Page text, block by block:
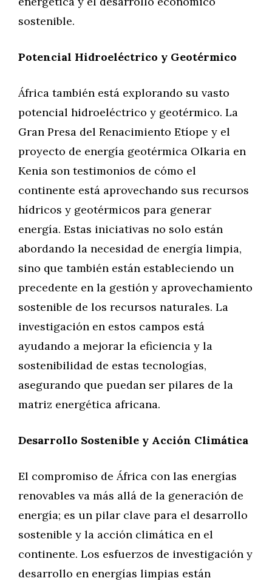
sostenible.
Potencial Hidroeléctrico y Geotérmico
África también está explorando su vasto
potencial hidroeléctrico y geotérmico. La
Gran Presa del Renacimiento Etíope y el
proyecto de energía geotérmica Olkaria en
Kenia son testimonios de cómo el
continente está aprovechando sus recursos
hídricos y geotérmicos para generar
energía. Estas iniciativas no solo están
abordando la necesidad de energía limpia,
sino que también están estableciendo un
precedente en la gestión y aprovechamiento
sostenible de los recursos naturales. La
investigación en estos campos está
ayudando a mejorar la eficiencia y la
sostenibilidad de estas tecnologías,
asegurando que puedan ser pilares de la
matriz energética africana.
Desarrollo Sostenible y Acción Climática
El compromiso de África con las energías
renovables va más allá de la generación de
energía; es un pilar clave para el desarrollo
sostenible y la acción climática en el
continente. Los esfuerzos de investigación y
desarrollo en energías limpias están